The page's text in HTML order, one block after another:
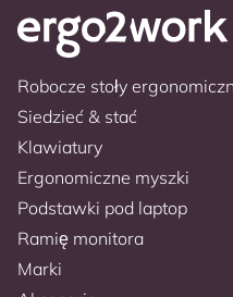
Robocze stoły
Siedzieć & stać
Klawiatury
Ergonomiczne myszki
Podstawki pod laptop
Ramię monitora
Marki